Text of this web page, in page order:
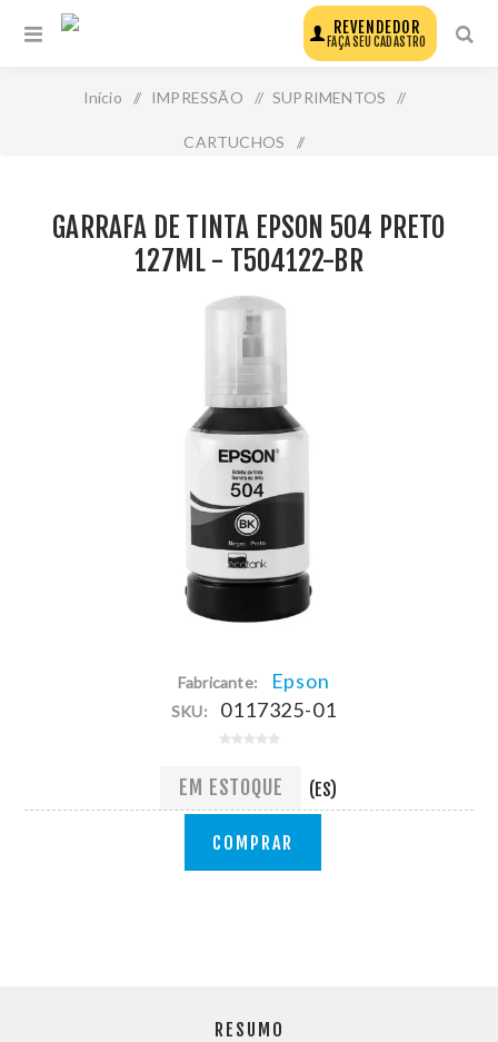
REVENDEDOR
FAÇA SEU CADASTRO
Início / IMPRESSÃO / SUPRIMENTOS /
CARTUCHOS /
GARRAFA DE TINTA EPSON 504 PRETO
127ML - T504122-BR
Fabricante: Epson
SKU: 0117325-01
EM ESTOQUE (ES)
COMPRAR
RESUMO